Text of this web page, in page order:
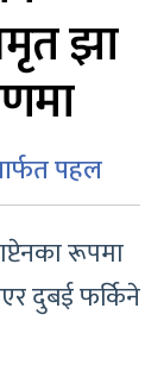
झा
पहल
रूपमा
दुबई फर्किने